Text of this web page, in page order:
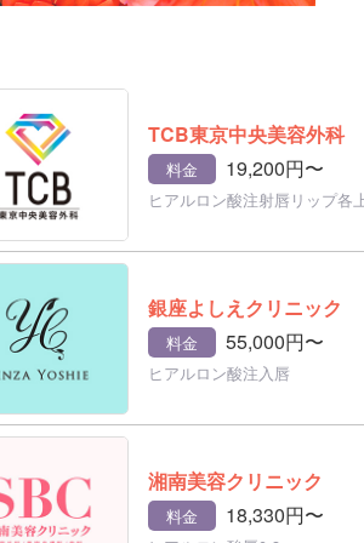
TCB東京中央美容外科
料金 19,200円〜
ヒアルロン酸注射唇リップ各
銀座よしえクリニック
料金 55,000円〜
ヒアルロン酸注入唇
湘南美容クリニック
料金 18,330円〜